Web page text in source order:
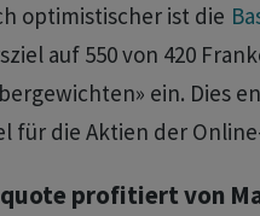
optimistischer ist die
auf 550 von 420
ein. Dies
für die Aktien der
profitiert von